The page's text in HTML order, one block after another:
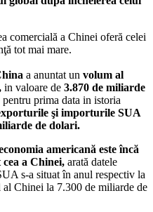
comercială a Chinei oferă celei
tot mai mare.
a anuntat un volum al
in valoare de 3.870 de miliarde
pentru prima data in istoria
şi importurile SUA
de dolari.
americană este încă
cea a Chinei, arată datele
s-a situat în anul respectiv la
Chinei la 7.300 de miliarde de